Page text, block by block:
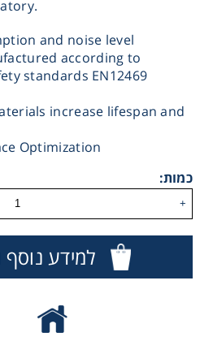
and noise level
according to
standards EN12469
increase lifespan and
Optimization
כמות:
+
למידע
Liquid Handling
Plasticware
Reagents & Kits
Consumables
Safety
Chemicals